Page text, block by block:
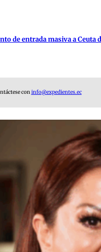
de entrada masiva a Ceuta
coninfo@expedientes.ec